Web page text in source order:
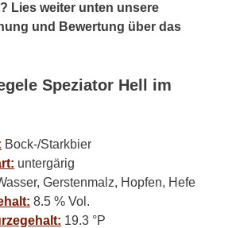
Lies weiter unten unsere
und Bewertung über das
Speziator Hell im
Bock-/Starkbier
untergärig
Gerstenmalz, Hopfen, Hefe
8.5 % Vol.
19.3 °P